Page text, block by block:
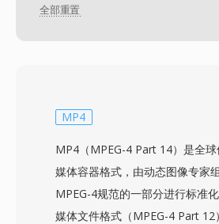
全部重置
MP4
MP4（MPEG-4 Part 14）是全
媒体容器格式，由动态图像专家
MPEG-4规范的一部分进行标准
媒体文件格式（MPEG-4 Part 12